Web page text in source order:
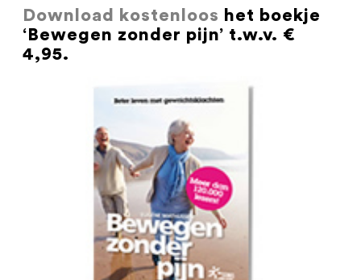
Download kostenloos het boekje
‘Bewegen zonder pijn’ t.w.v. €
4,95.